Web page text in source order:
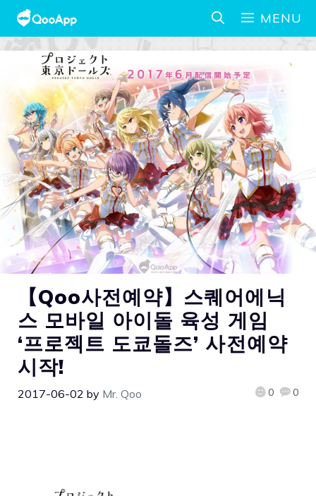
MENU
【Qoo사전예약】스퀘어에닉
스 모바일 아이돌 육성 게임
‘프로젝트 도쿄돌즈’ 사전예약
시작!
2017-06-02 by Mr. Qoo 0 0